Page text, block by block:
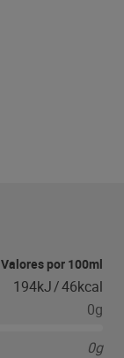
Valores por 100ml
194kJ/46kcal
0g
0g